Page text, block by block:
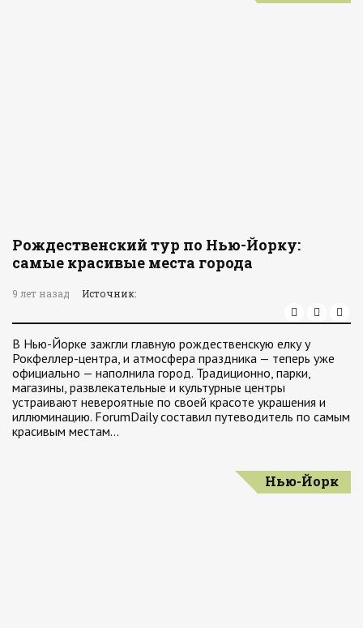
Рождественский тур по Нью-Йорку:
самые красивые места города
9 лет назад Источник:
В Нью-Йорке зажгли главную рождественскую елку у
Рокфеллер-центра, и атмосфера праздника — теперь уже
официально — наполнила город. Традиционно, парки,
магазины, развлекательные и культурные центры
устраивают невероятные по своей красоте украшения и
иллюминацию. ForumDaily составил путеводитель по самым
красивым местам…
Нью-Йорк